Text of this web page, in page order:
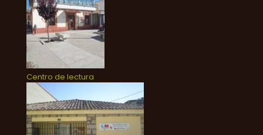
Centro de lectura